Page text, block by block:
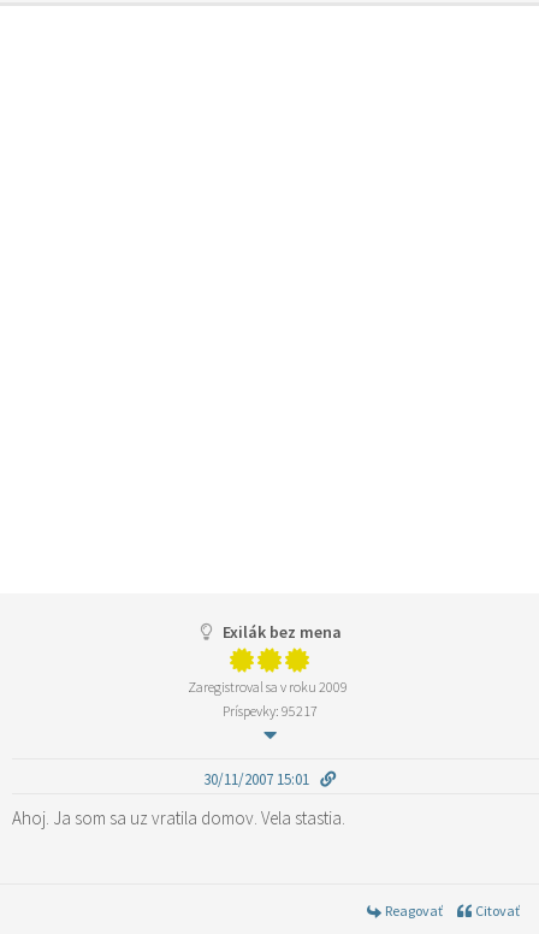
Exilák bez mena
Zaregistroval sa v roku 2009
Príspevky: 95217
30/11/2007 15:01
Ahoj. Ja som sa uz vratila domov. Vela stastia.
Reagovať Citovať